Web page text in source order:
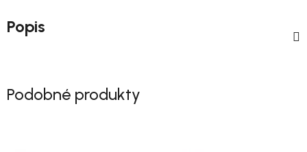
Popis
Podobné produkty